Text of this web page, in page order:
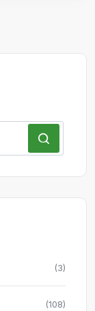
(3)
(108)